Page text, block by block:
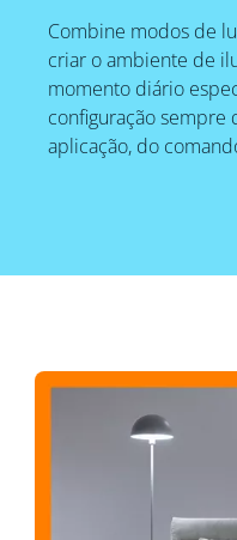
Combine modos de
criar o ambiente de
momento diário
configuração sempre
aplicação, do